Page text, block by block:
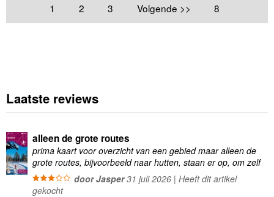
1 2 3 Volgende >> 8
Laatste reviews
alleen de grote routes
prima kaart voor overzicht van een gebied maar alleen de
grote routes, bijvoorbeeld naar hutten, staan er op, om zelf
wandelingen te plannen minder geschikt
door Jasper31 juli 2026 | Heeft dit artikel
gekocht